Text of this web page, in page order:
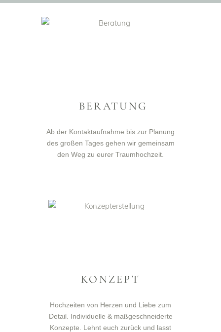
BERATUNG
Ab der Kontaktaufnahme bis zur Planung
des großen Tages gehen wir gemeinsam
den Weg zu eurer Traumhochzeit.
KONZEPT
Hochzeiten von Herzen und Liebe zum
Detail. Individuelle & maßgeschneiderte
Konzepte. Lehnt euch zurück und lasst